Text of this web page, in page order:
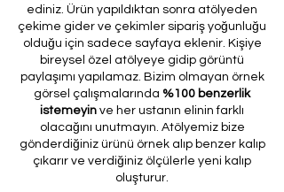
ediniz. Ürün yapıldıktan sonra atölyeden
çekime gider ve çekimler sipariş yoğunluğu
olduğu için sadece sayfaya eklenir. Kişiye
bireysel özel atölyeye gidip görüntü
paylaşımı yapılamaz. Bizim olmayan örnek
görsel çalışmalarında %100 benzerlik
istemeyin ve her ustanın elinin farklı
olacağını unutmayın. Atölyemiz bize
gönderdiğiniz ürünü örnek alıp benzer kalıp
çıkarır ve verdiğiniz ölçülerle yeni kalıp
oluşturur.